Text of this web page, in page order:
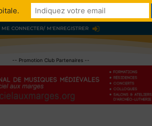
ME CONNECTER/ M'ENREGISTRER
-- Promotion Club Partenaires --